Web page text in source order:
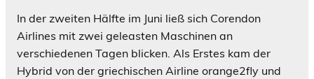
In der zweiten Hälfte im Juni ließ sich Corendon
Airlines mit zwei geleasten Maschinen an
verschiedenen Tagen blicken. Als Erstes kam der
Hybrid von der griechischen Airline orange2fly und